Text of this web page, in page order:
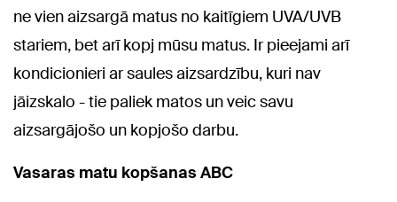
ne vien aizsargā matus no kaitīgiem UVA/UVB
stariem, bet arī kopj mūsu matus. Ir pieejami arī
kondicionieri ar saules aizsardzību, kuri nav
jāizskalo - tie paliek matos un veic savu
aizsargājošo un kopjošo darbu.
Vasaras matu kopšanas ABC